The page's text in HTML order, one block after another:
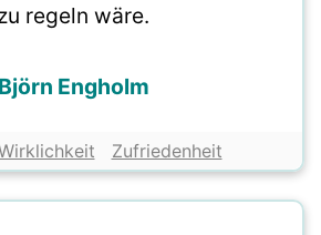
regeln wäre.
Björn Engholm
Zufriedenheit